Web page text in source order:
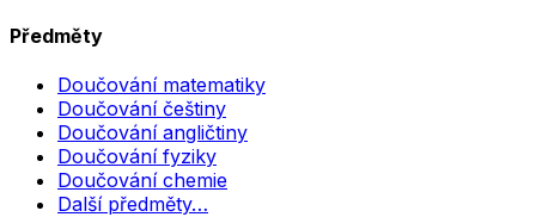
Předměty
Doučování matematiky
Doučování češtiny
Doučování angličtiny
Doučování fyziky
Doučování chemie
Další předměty…